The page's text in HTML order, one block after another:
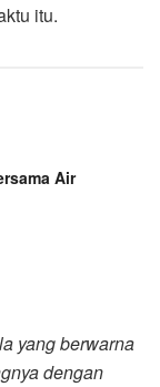
itu.
Air
yang berwarna
dengan